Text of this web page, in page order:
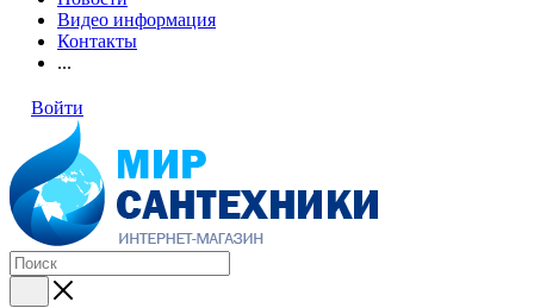
Видео информация
Контакты
...
Войти